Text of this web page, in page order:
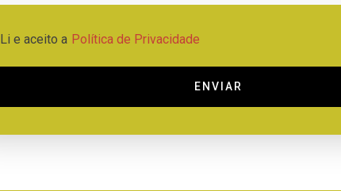
Li e aceito a Política de Privacidade